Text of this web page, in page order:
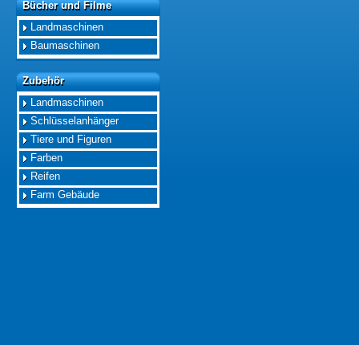
Bücher und Filme
Bücher und Filme
Landmaschinen
Baumaschinen
Zubehör
Zubehör
Landmaschinen
Schlüsselanhänger
Tiere und Figuren
Farben
Reifen
Farm Gebäude